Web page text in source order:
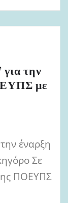
την
με
έναρξη
Σε
ΠΟΕΥΠΣ